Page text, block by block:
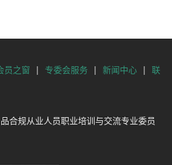
员之窗 | 专委会服务 | 新闻中心 | 联
合规从业人员职业培训与交流专业委员